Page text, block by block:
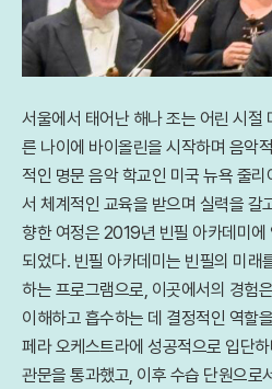
서울에서 태어난 해나 조는 어린 시절
른 나이에 바이올린을 시작하며 음악
적인 명문 음악 학교인 미국 뉴욕 줄
서 체계적인 교육을 받으며 실력을 갈
향한 여정은 2019년 빈필 아카데미에
되었다. 빈필 아카데미는 빈필의 미래
하는 프로그램으로, 이곳에서의 경험
이해하고 흡수하는 데 결정적인 역할
페라 오케스트라에 성공적으로 입단
관문을 통과했고, 이후 수습 단원으로